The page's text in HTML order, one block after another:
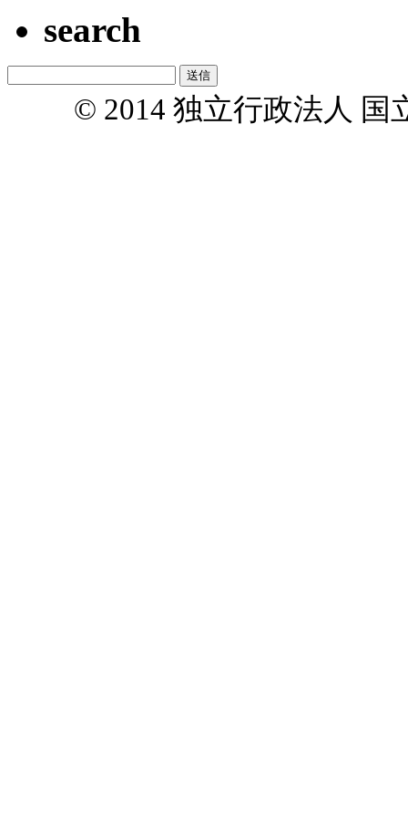
search
© 2014 独立行政法人 国